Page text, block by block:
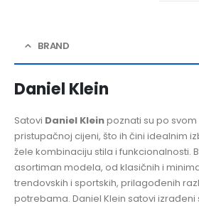
BRAND
Daniel Klein
Satovi Daniel Kleinpoznati su po
pristupačnoj cijeni, što ih čini idealnim
žele kombinaciju stila i funkcionalnosti.
asortiman modela, od klasičnih i
trendovskih i sportskih, prilagođenih
potrebama. Daniel Klein satovi izrađeni